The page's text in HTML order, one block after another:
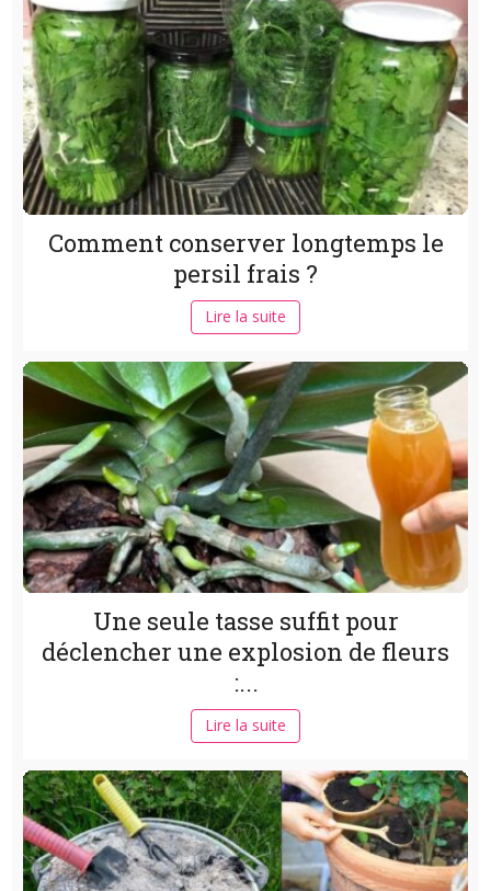
Comment conserver longtemps le
persil frais ?
Lire la suite
Une seule tasse suffit pour
déclencher une explosion de fleurs
:...
Lire la suite